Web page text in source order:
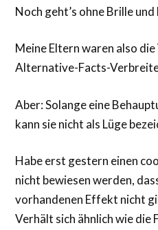
Noch geht’s ohne Brille und
Meine Eltern waren also
Alternative-Facts-
Aber: Solange eine
kann sie nicht als Lüge
Habe erst gestern einen
nicht bewiesen werden,
vorhandenen Effekt nicht
Verhält sich ähnlich wie die